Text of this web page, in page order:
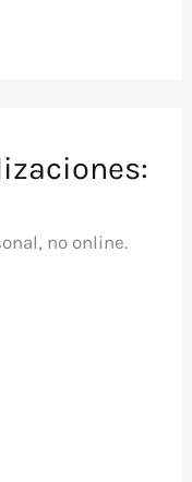
no online.